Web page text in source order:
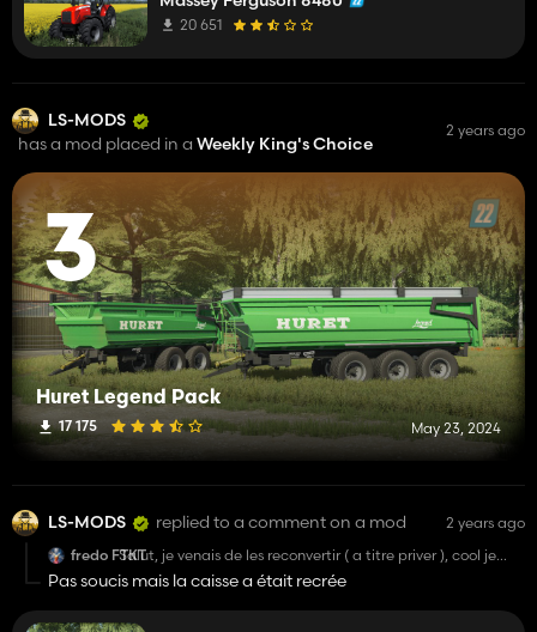
20 651
LS-MODS
has a mod placed in a Weekly King's Choice
2 years ago
3
Huret Legend Pack
17 175 May 23, 2024
LS-MODS replied to a comment on a mod
2 years ago
fredo FTKTSalut, je venais de les reconvertir ( a titre priver ), cool je
vais pouvoir vérifier si ma conversion est bonne. Merci
Pas soucis mais la caisse a était recrée